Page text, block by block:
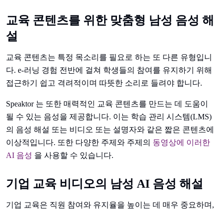
교육 콘텐츠를 위한 맞춤형 남성 음성 해
설
교육 콘텐츠는 특정 목소리를 필요로 하는 또 다른 유형입니
다. e-러닝 경험 전반에 걸쳐 학생들의 참여를 유지하기 위해
접근하기 쉽고 격려적이며 따뜻한 소리로 들려야 합니다.
Speaktor 는 또한 매력적인 교육 콘텐츠를 만드는 데 도움이
될 수 있는 음성을 제공합니다. 이는 학습 관리 시스템(LMS)
의 음성 해설 또는 비디오 또는 설명자와 같은 짧은 콘텐츠에
이상적입니다. 또한 다양한 주제와 주제의 동영상에 이러한
AI 음성 을 사용할 수 있습니다.
기업 교육 비디오의 남성 AI 음성 해설
기업 교육은 직원 참여와 유지율을 높이는 데 매우 중요하며,